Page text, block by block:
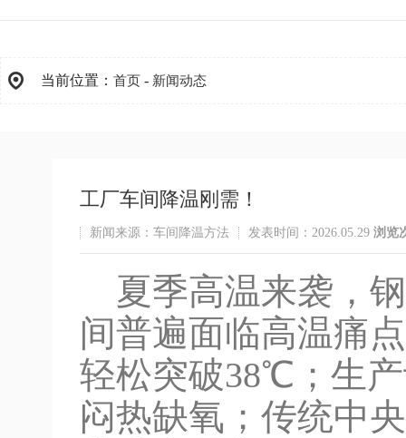
当前位置： 首页 - 新闻动态
工厂车间降温刚需！
新闻来源：车间降温方法 发表时间：2026.05.29 浏览
夏季高温来袭，
间普遍面临高温痛
轻松突破38℃；生
闷热缺氧；传统中